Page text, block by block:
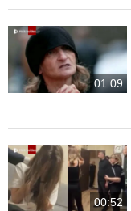
01:09
00:52